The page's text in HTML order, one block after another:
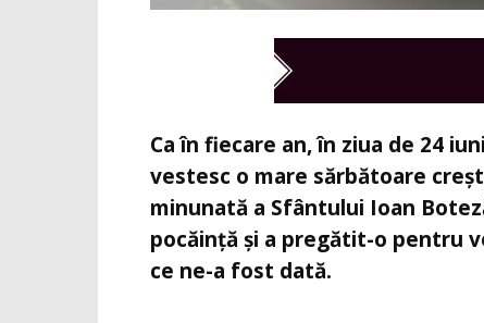
Ca în fiecare an, în ziua de 24
vestesc o mare sărbătoare
minunată a Sfântului Ioan
pocăință și a pregătit-o pentru
ce ne-a fost dată.